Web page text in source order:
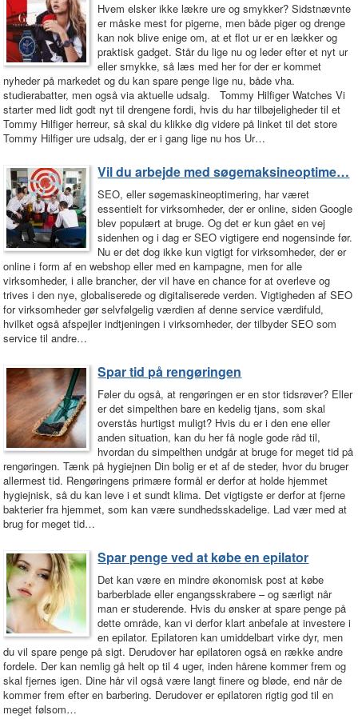
Hvem elsker ikke lækre ure og smykker? Sidstnævnte
er måske mest for pigerne, men både piger og drenge
kan nok blive enige om, at et flot ur er en lækker og
praktisk gadget. Står du lige nu og leder efter et nyt ur
eller smykke, så læs med her for der er kommet
nyheder på markedet og du kan spare penge lige nu, både vha.
studierabatter, men også via aktuelle udsalg. Tommy Hilfiger Watches Vi
starter med lidt godt nyt til drengene fordi, hvis du har tilbøjeligheder til et
Tommy Hilfiger herreur, så skal du klikke dig videre på linket til det store
Tommy Hilfiger ure udsalg, der er i gang lige nu hos Ur…
Vil du arbejde med søgemaksineoptime…
SEO, eller søgemaskineoptimering, har været
essentielt for virksomheder, der er online, siden Google
blev populært at bruge. Og det er kun gået en vej
sidenhen og i dag er SEO vigtigere end nogensinde før.
Nu er det dog ikke kun vigtigt for virksomheder, der er
online i form af en webshop eller med en kampagne, men for alle
virksomheder, i alle brancher, der vil have en chance for at overleve og
trives i den nye, globaliserede og digitaliserede verden. Vigtigheden af SEO
for virksomheder gør selvfølgelig værdien af denne service værdifuld,
hvilket også afspejler indtjeningen i virksomheder, der tilbyder SEO som
service til andre…
Spar tid på rengøringen
Føler du også, at rengøringen er en stor tidsrøver? Eller
er det simpelthen bare en kedelig tjans, som skal
overstås hurtigst muligt? Hvis du er i den ene eller
anden situation, kan du her få nogle gode råd til,
hvordan du simpelthen undgår at bruge for meget tid på
rengøringen. Tænk på hygiejnen Din bolig er et af de steder, hvor du bruger
allermest tid. Rengøringens primære formål er derfor at holde hjemmet
hygiejnisk, så du kan leve i et sundt klima. Det vigtigste er derfor at fjerne
bakterier fra hjemmet, som kan være sundhedsskadelige. Lad vær med at
brug for meget tid…
Spar penge ved at købe en epilator
Det kan være en mindre økonomisk post at købe
barberblade eller engangsskrabere – og særligt når
man er studerende. Hvis du ønsker at spare penge på
dette område, kan vi derfor klart anbefale at investere i
en epilator. Epilatoren kan umiddelbart virke dyr, men
du vil spare penge på sigt. Derudover har epilatoren også en række andre
fordele. Der kan nemlig gå helt op til 4 uger, inden hårene kommer frem og
skal fjernes igen. Dine hår vil også være langt finere og bløde, end når de
kommer frem efter en barbering. Derudover er epilatoren rigtig god til en
meget følsom…